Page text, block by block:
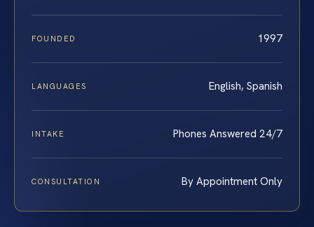
FOUNDED 1997
LANGUAGES English, Spanish
INTAKE Phones Answered 24/7
CONSULTATION By Appointment Only